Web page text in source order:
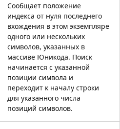
Сообщает положение
индекса от нуля последнего
вхождения в этом экземпляре
одного или нескольких
символов, указанных в
массиве Юникода. Поиск
начинается с указанной
позиции символа и
переходит к началу строки
для указанного числа
позиций символов.